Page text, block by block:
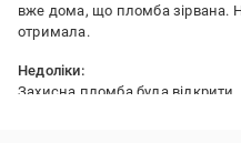
вже дома, що пломба зірвана.
отримала.
Недоліки:
Захисна пломба була відкрити